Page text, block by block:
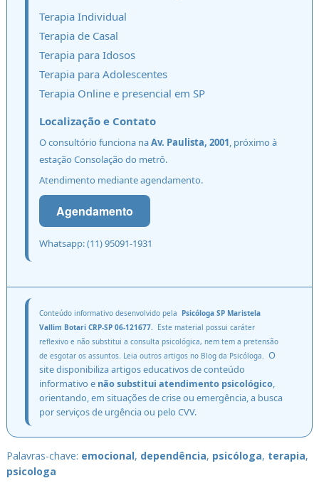
Terapia Individual
Terapia de Casal
Terapia para Idosos
Terapia para Adolescentes
Terapia Onlinee presencial em SP
Localização e Contato
O consultório funciona naAv. Paulista, 2001 , próximo à
estação Consolação do metrô.
Atendimento mediante agendamento.
Agendamento
Whatsapp: (11) 95091-1931
Conteúdo informativo desenvolvido pela Psicóloga SPMaristela
Vallim Botari CRP-SP 06-121677. Este material possui caráter
reflexivo e não substitui a consulta psicológica, nem tem a pretensão
de esgotar os assuntos. Leia outros artigos no Blog da Psicóloga.
O
site disponibiliza artigos educativosde conteúdo
informativo e não substitui atendimento psicológico,
orientando, em situações de crise ou emergência, a busca
por serviços de urgência ou pelo CVV.
Palavras-chave: emocional, dependência, psicóloga, terapia,
psicologa